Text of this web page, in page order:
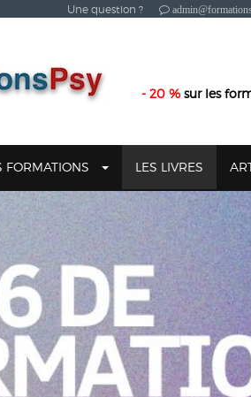
Une question ?
- 20 %sur les
FORMATIONS LES LIVRES